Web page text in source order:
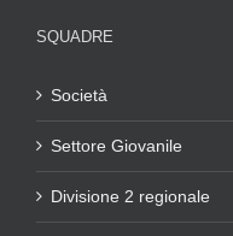
SQUADRE
Società
Settore Giovanile
Divisione 2 regionale